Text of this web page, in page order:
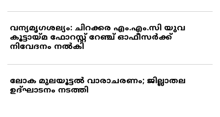
വന്യമൃഗശല്യം: ചിറക്കര എം.എം.സി യുവ
കൂട്ടായ്മ ഫോറസ്റ്റ് റേഞ്ച് ഓഫീസര്‍ക്ക്
നിവേദനം നല്‍കി
ലോക മുലയൂട്ടല്‍ വാരാചരണം; ജില്ലാതല
ഉദ്ഘാടനം നടത്തി